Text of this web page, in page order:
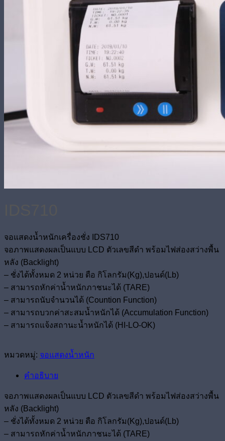
จอแสดงน้ำหนักเครื่องชั่ง IDS710
จอภาพแสดงผลเป็นแบบ LCD ตัวเลขสีดำ พร้อมไฟส่องสว่างพื้น
หลัง (Backlight)
– ชั่งได้ทั้งหมด 2 หน่วย ตือ กิโลกรัม(Kg),ปอนด์(Lb)
– สามารถหักค่าน้ำหนักภาชนะได้ (TARE)
– สามารถนับจำนวนได้ (Countion Function)
– สามารถบวกค่าสะสมน้ำหนักได้ (Accumulation Function)
– สามารถแจ้งสถานะน้ำหนักได้ (HI-LO-OK)
หมวดหมู่: จอแสดงน้ำหนัก
คำอธิบาย
จอภาพแสดงผลเป็นแบบ LCD ตัวเลขสีดำ พร้อมไฟส่องสว่างพื้น
หลัง (Backlight)
– ชั่งได้ทั้งหมด 2 หน่วย ตือ กิโลกรัม(Kg),ปอนด์(Lb)
– สามารถหักค่าน้ำหนักภาชนะได้ (TARE)